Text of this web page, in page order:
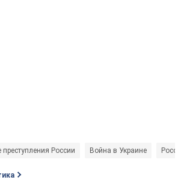
преступления России Война в Украине